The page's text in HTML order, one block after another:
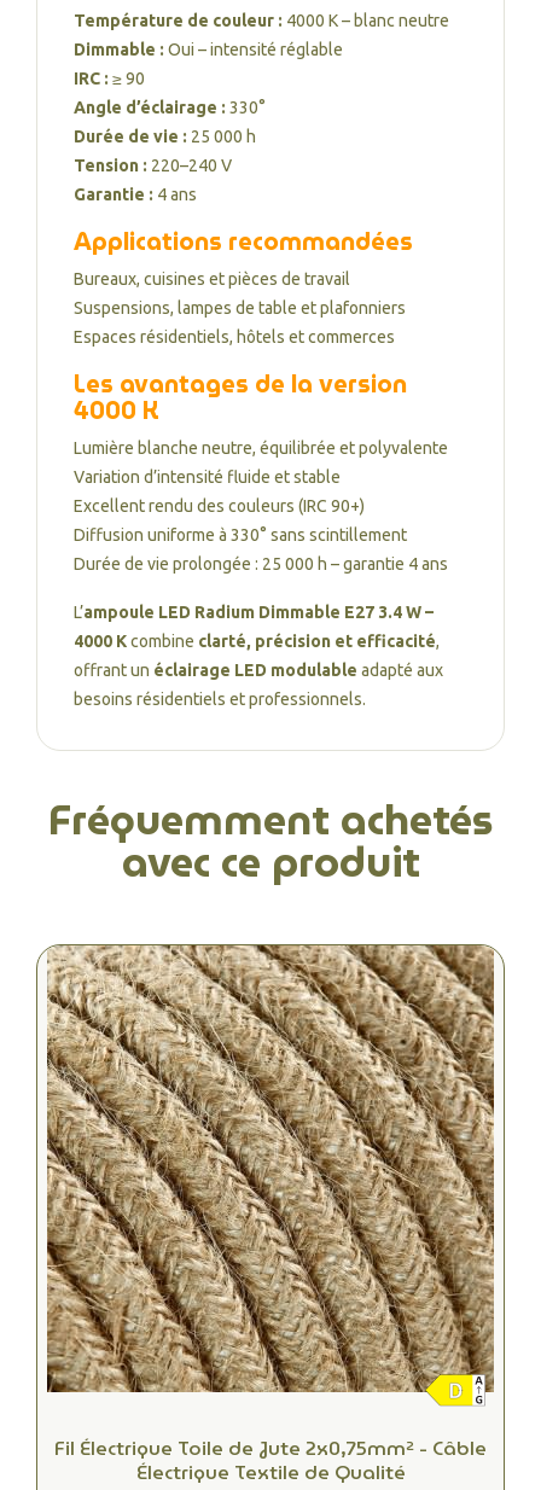
Température de couleur : 4000 K – blanc neutre
Dimmable : Oui – intensité réglable
IRC : ≥ 90
Angle d’éclairage : 330°
Durée de vie : 25 000 h
Tension : 220–240 V
Garantie : 4 ans
Applications recommandées
Bureaux, cuisines et pièces de travail
Suspensions, lampes de table et plafonniers
Espaces résidentiels, hôtels et commerces
Les avantages de la version
4000 K
Lumière blanche neutre, équilibrée et polyvalente
Variation d’intensité fluide et stable
Excellent rendu des couleurs (IRC 90+)
Diffusion uniforme à 330° sans scintillement
Durée de vie prolongée : 25 000 h – garantie 4 ans
L’ampoule LED Radium Dimmable E27 3.4 W –
4000 Kcombine clarté, précision et efficacité,
offrant un éclairage LED modulable adapté aux
besoins résidentiels et professionnels.
Fréquemment achetés
avec ce produit
Fil Électrique Toile de Jute 2x0,75mm² - Câble
Électrique Textile de Qualité